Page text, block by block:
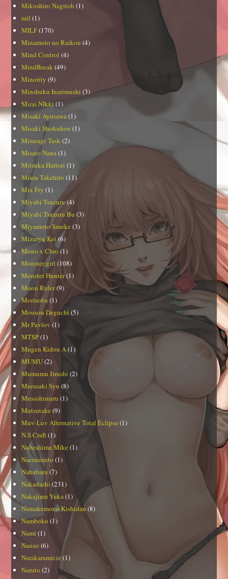
Mikoshiro Nagitoh (1)
mil (1)
MILF(170)
Minamoto no Raikou (4)
Mind Control (4)
MindBreak (49)
Minority (9)
Minshuku Inarimushi (3)
Mirai NIkki (1)
Misaki Ayusawa (1)
Misaki Shokuhou (1)
Misasagi Task (2)
Misato Nana (1)
Mitsuka Hattori (1)
Miura Takehiro (11)
Mix Fry (1)
Miyabi Tsuzuru(4)
Miyabi Tsuzuru Bu (3)
Miyamoto Smoke (3)
Mizuryu Kei(6)
Mono x Chro(1)
Monster girl (108)
Monster Hunter(1)
Moon Ruler(9)
Morisoba (1)
Mousou Deguchi (5)
Mr Pavlov (1)
MTSP(1)
Mugen Kidou A (1)
MUMU(2)
Mumumu Jirushi (2)
Murasaki Syu (8)
Musashimaru (1)
Mutsutake (9)
Muv-Luv Alternative Total Eclipse (1)
N.S Craft (1)
Nabeshima Mike (1)
Nacimiento (1)
Nahabaru (7)
Nakadashi (231)
Nakajima Yuka (1)
Namakemono Kishidan (8)
Namboku (1)
Nami (1)
Nanao (6)
Narakaramicie(1)
Naruto (2)